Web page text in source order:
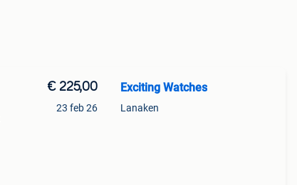
€ 225,00
23 feb 26
Exciting Watches
Lanaken